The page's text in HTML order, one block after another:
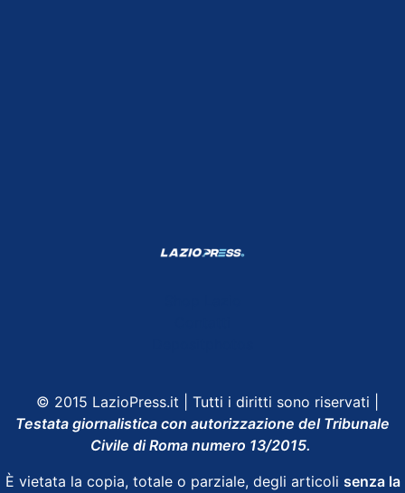
© 2015 LazioPress.it | Tutti i diritti sono riservati |
Testata giornalistica con autorizzazione del Tribunale
Civile di Roma numero 13/2015.
È vietata la copia, totale o parziale, degli articoli senza la